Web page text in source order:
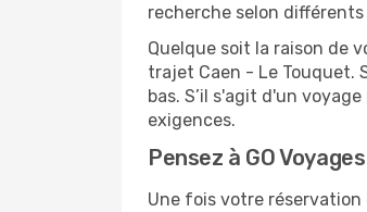
recherche selon
Quelque soit la raison de
trajet Caen - Le Touquet.
bas. S’il s'agit d'un
exigences.
Pensez à GO
Une fois votre